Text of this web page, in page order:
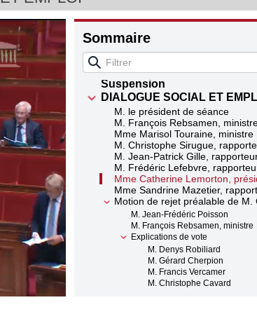
Sommaire
M. Bertrand Pancher
Mme Cécile Duflot
Vote
Mme Ségolène Royal, ministre
Suspension
DIALOGUE SOCIAL ET
M. le président de séance
M. François Rebsamen,
Mme Marisol Touraine, ministre
M. Christophe Sirugue,
M. Jean-Patrick Gille,
M. Frédéric Lefebvre,
Mme Catherine Lemorton,
Mme Sandrine Mazetier,
Motion de rejet préalable de M.
M. Jean-Frédéric Poisson
M. François Rebsamen, ministre
Explications de vote
M. Denys Robiliard
M. Gérard Cherpion
M. Francis Vercamer
M. Christophe Cavard